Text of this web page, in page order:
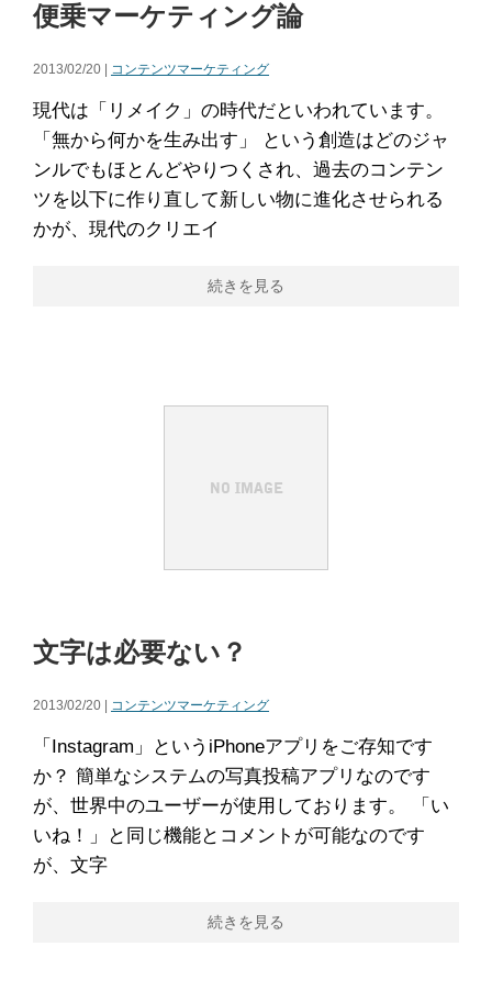
便乗マーケティング論
2013/02/20 | コンテンツマーケティング
現代は「リメイク」の時代だといわれています。
「無から何かを生み出す」 という創造はどのジャ
ンルでもほとんどやりつくされ、過去のコンテン
ツを以下に作り直して新しい物に進化させられる
かが、現代のクリエイ
続きを見る
文字は必要ない？
2013/02/20 | コンテンツマーケティング
「Instagram」というiPhoneアプリをご存知です
か？ 簡単なシステムの写真投稿アプリなのです
が、世界中のユーザーが使用しております。 「い
いね！」と同じ機能とコメントが可能なのです
が、文字
続きを見る